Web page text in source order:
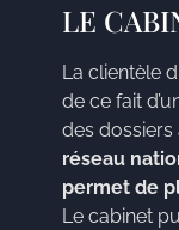
LE
La clientèle
de ce fait
des dossiers
réseau
permet de
Le cabinet